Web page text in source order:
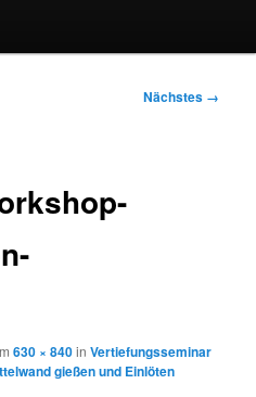
Nächstes →
630 × 840inVertiefungsseminar
gießen und Einlöten